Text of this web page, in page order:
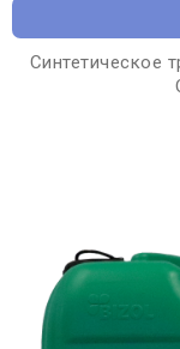
Синтетическое